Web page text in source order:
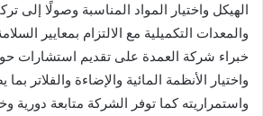
الهيكل واختيار المواد المناسبة وصولًا إلى
والمعدات التكميلية مع الالتزام بمعايير
خبراء شركة العمدة على تقديم استشارات
واختيار الأنظمة المائية والإضاءة والفلاتر
واستمراريته كما توفر الشركة متابعة دورية